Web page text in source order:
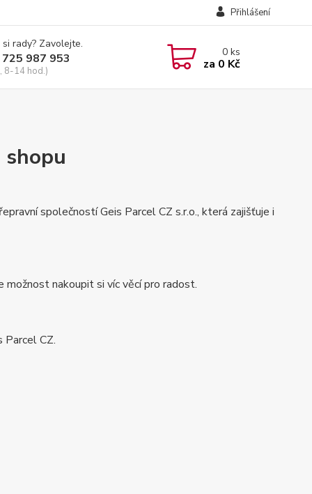
Přihlášení
rady? Zavolejte.
987 953
8-14 hod.)
0ks
za 0 Kč
společností Geis Parcel CZ s.r.o., která zajišťuje i
nakoupit si víc věcí pro radost.
Parcel CZ.